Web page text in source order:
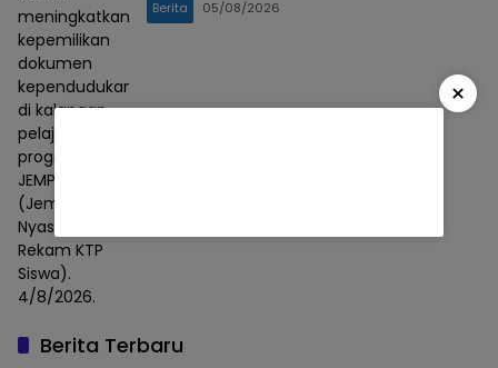
meningkatkan
kepemilikan
dokumen
kependudukan
di kalangan
pelajar melalui
program
JEMPOL NARSIS
(Jemput Bola
Nyasarin
Rekam KTP
Siswa).
4/8/2026.
Berita 05/08/2026
Berita Terbaru
×